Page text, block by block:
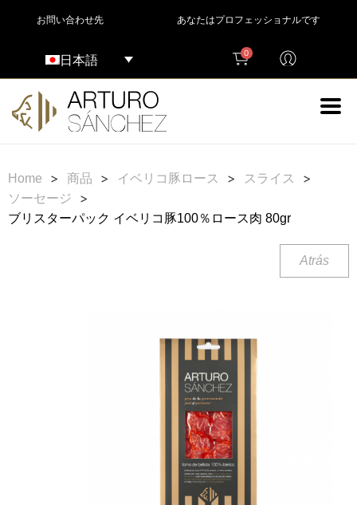
お問い合わせ先 あなたはプロフェッショナルです
日本語 0
Home > 商品 > イベリコ豚ロース > スライス >
ソーセージ >
ブリスターパック イベリコ豚100％ロース肉 80gr
Atrás